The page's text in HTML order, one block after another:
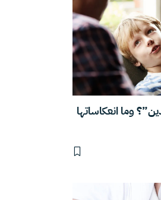
وما انعكاساتها